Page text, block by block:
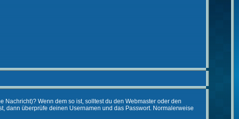
Wenn dem so ist, solltest du den Webmaster oder den
dann überprüfe deinen Usernamen und das Passwort. Normalerweise